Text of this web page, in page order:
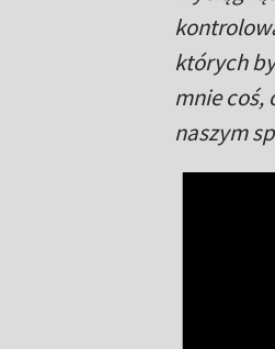
których
mnie coś,
naszym